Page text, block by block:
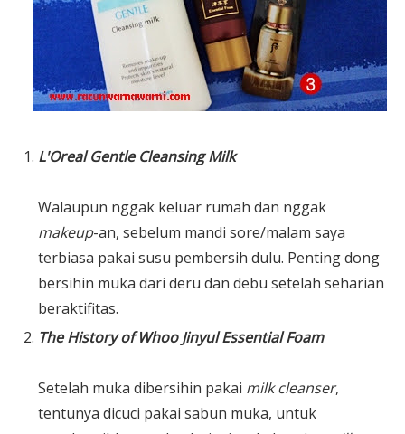
L'Oreal Gentle Cleansing Milk
Walaupun nggak keluar rumah dan nggak
makeup-an, sebelum mandi sore/malam saya
terbiasa pakai susu pembersih dulu. Penting dong
bersihin muka dari deru dan debu setelah seharian
beraktifitas.
The History of Whoo Jinyul Essential Foam
Setelah muka dibersihin pakai milk cleanser,
tentunya dicuci pakai sabun muka, untuk